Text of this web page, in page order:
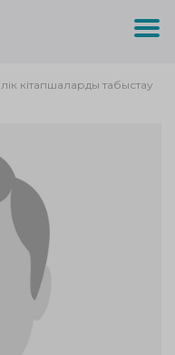
кітапшаларды табыстау